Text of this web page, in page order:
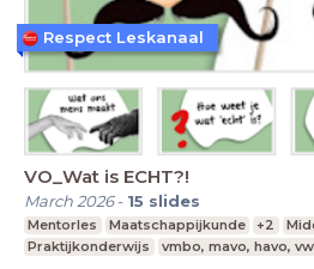
VO_Wat is ECHT?!
March 2026- 15 slides
Mentorles Maatschappijkunde +2
Praktijkonderwijs
vmbo, mavo, havo,
Respect Leskanaal